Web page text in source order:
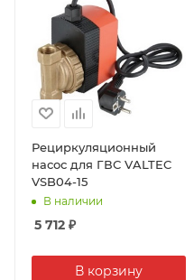
Рециркуляционный
насос для ГВС VALTEC
VSB04-15
В наличии
5 712 ₽
В корзину